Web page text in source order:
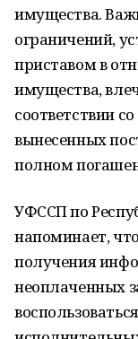
имущества.
ограничений,
приставом в
имущества,
соответствии
вынесенных
полном
УФССП по
напоминает,
получения
неоплаченных